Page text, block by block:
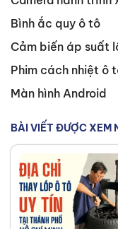
và
xe
và
Bình ắc quy ô tô
Cảm biến áp suất
Phim cách nhiệt ô
Màn hình Android
BÀI VIẾT ĐƯỢC XEM